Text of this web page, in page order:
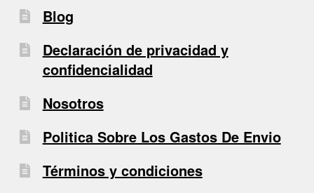
Blog
Declaración de privacidad y
confidencialidad
Nosotros
Politica Sobre Los Gastos De Envio
Términos y condiciones